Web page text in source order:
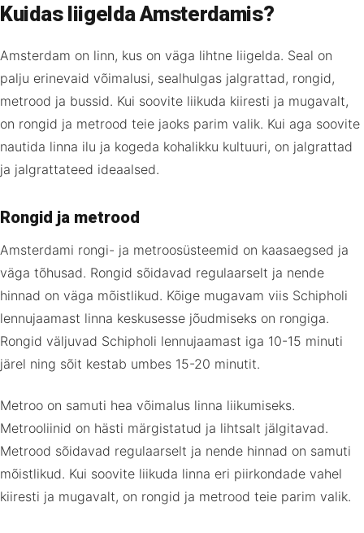
Kuidas liigelda Amsterdamis?
Amsterdam on linn, kus on väga lihtne liigelda. Seal on
palju erinevaid võimalusi, sealhulgas jalgrattad, rongid,
metrood ja bussid. Kui soovite liikuda kiiresti ja mugavalt,
on rongid ja metrood teie jaoks parim valik. Kui aga soovite
nautida linna ilu ja kogeda kohalikku kultuuri, on jalgrattad
ja jalgrattateed ideaalsed.
Rongid ja metrood
Amsterdami rongi- ja metroosüsteemid on kaasaegsed ja
väga tõhusad. Rongid sõidavad regulaarselt ja nende
hinnad on väga mõistlikud. Kõige mugavam viis Schipholi
lennujaamast linna keskusesse jõudmiseks on rongiga.
Rongid väljuvad Schipholi lennujaamast iga 10-15 minuti
järel ning sõit kestab umbes 15-20 minutit.
Metroo on samuti hea võimalus linna liikumiseks.
Metrooliinid on hästi märgistatud ja lihtsalt jälgitavad.
Metrood sõidavad regulaarselt ja nende hinnad on samuti
mõistlikud. Kui soovite liikuda linna eri piirkondade vahel
kiiresti ja mugavalt, on rongid ja metrood teie parim valik.